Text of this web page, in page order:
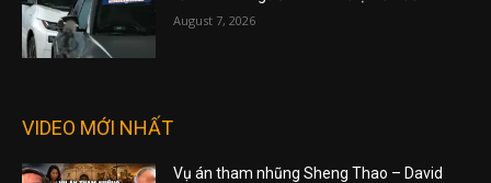
August 7, 2026
VIDEO MỚI NHẤT
Vụ án tham nhũng Sheng Thao – David